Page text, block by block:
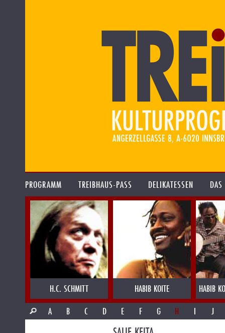
PROGRAMM TREIBHAUS-PASS DELIKATESSEN
H.C. SCHMITT HABIB KOITE
HABIB
A
B C D E F G H I J